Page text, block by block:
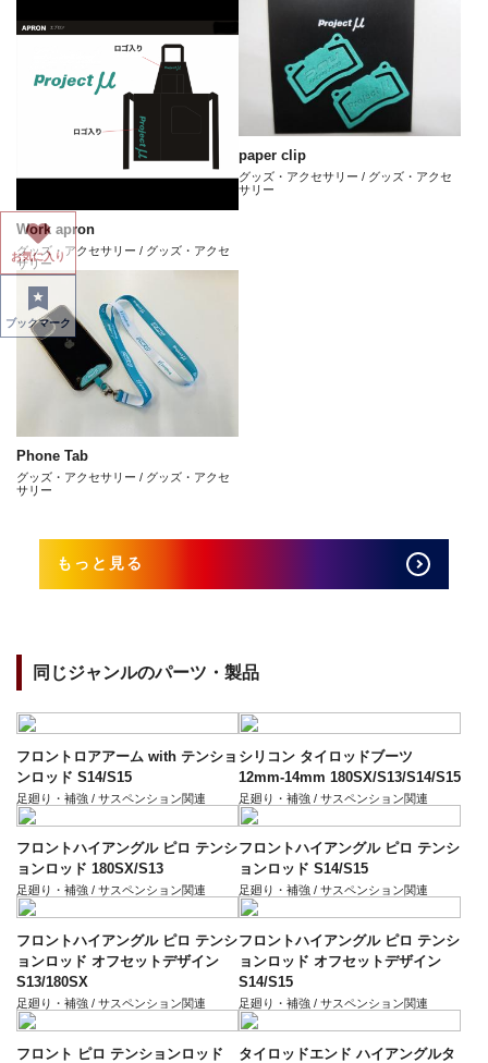
Work apron
グッズ・アクセサリー / グッズ・アクセ
サリー
paper clip
グッズ・アクセサリー / グッズ・アクセ
サリー
Phone Tab
グッズ・アクセサリー / グッズ・アクセ
サリー
もっと見る
同じジャンルのパーツ・製品
フロントロアアーム with テンショ
ンロッド S14/S15
足廻り・補強 / サスペンション関連
シリコン タイロッドブーツ
12mm-14mm 180SX/S13/S14/S15
足廻り・補強 / サスペンション関連
フロントハイアングル ピロ テンシ
ョンロッド 180SX/S13
足廻り・補強 / サスペンション関連
フロントハイアングル ピロ テンシ
ョンロッド S14/S15
足廻り・補強 / サスペンション関連
フロントハイアングル ピロ テンシ
ョンロッド オフセットデザイン
S13/180SX
足廻り・補強 / サスペンション関連
フロントハイアングル ピロ テンシ
ョンロッド オフセットデザイン
S14/S15
足廻り・補強 / サスペンション関連
フロント ピロ テンションロッド
タイロッドエンド ハイアングルタ
お気に入り
ブックマーク